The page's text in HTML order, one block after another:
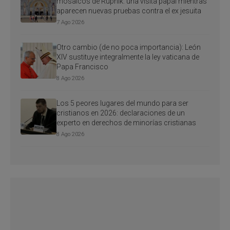
aparecen nuevas pruebas contra el ex jesuita
7 Ago 2026
Otro cambio (de no poca importancia): León
XIV sustituye integralmente la ley vaticana de
Papa Francisco
8 Ago 2026
Los 5 peores lugares del mundo para ser
cristianos en 2026: declaraciones de un
experto en derechos de minorías cristianas
8 Ago 2026